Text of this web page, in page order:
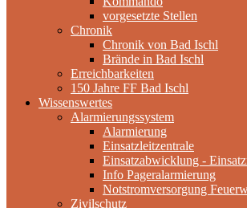
vorgesetzte Stellen
Chronik
Chronik von Bad Ischl
Brände in Bad Ischl
Erreichbarkeiten
150 Jahre FF Bad Ischl
Wissenswertes
Alarmierungssystem
Alarmierung
Einsatzleitzentrale
Einsatzabwicklung -
Info Pageralarmierung
Notstromversorgung
Zivilschutz